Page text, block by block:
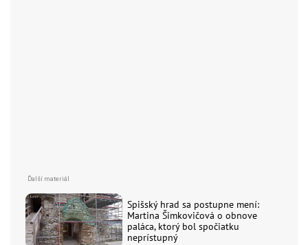
Spišský hrad sa postupne mení:
Martina Šimkovičová o obnove
paláca, ktorý bol spočiatku
neprístupný